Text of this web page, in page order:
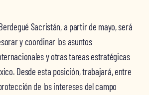
Sacristán, a partir de mayo, será
y coordinar los asuntos
y otras tareas estratégicas
Desde esta posición, trabajará, entre
de los intereses del campo